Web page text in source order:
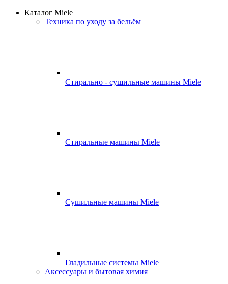
Каталог Miele
Техника по уходу за бельём
Стирально - сушильные машины Miele
Стиральные машины Miele
Сушильные машины Miele
Гладильные системы Miele
Аксессуары и бытовая химия